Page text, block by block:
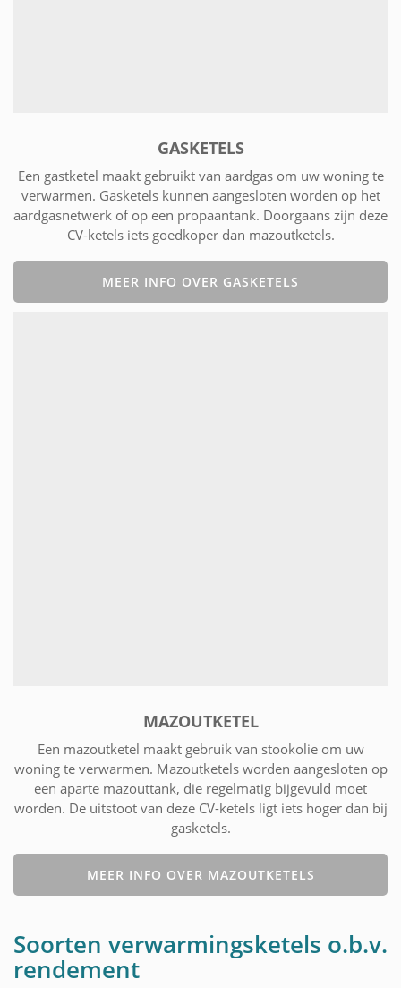
GASKETELS
Een gastketel maakt gebruikt van aardgas om uw woning te
verwarmen. Gasketels kunnen aangesloten worden op het
aardgasnetwerk of op een propaantank. Doorgaans zijn deze
CV-ketels iets goedkoper dan mazoutketels.
MEER INFO OVER GASKETELS
MAZOUTKETEL
Een mazoutketel maakt gebruik van stookolie om uw
woning te verwarmen. Mazoutketels worden aangesloten op
een aparte mazouttank, die regelmatig bijgevuld moet
worden. De uitstoot van deze CV-ketels ligt iets hoger dan bij
gasketels.
MEER INFO OVER MAZOUTKETELS
Soorten verwarmingsketels o.b.v.
rendement